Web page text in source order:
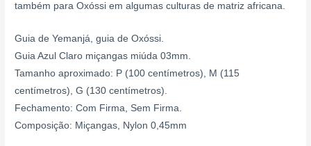
também para Oxóssi em algumas culturas de matriz africana.
Guia de Yemanjá, guia de Oxóssi.
Guia Azul Claro miçangas miúda 03mm.
Tamanho aproximado: P (100 centímetros), M (115
centímetros), G (130 centímetros).
Fechamento: Com Firma, Sem Firma.
Composição: Miçangas, Nylon 0,45mm